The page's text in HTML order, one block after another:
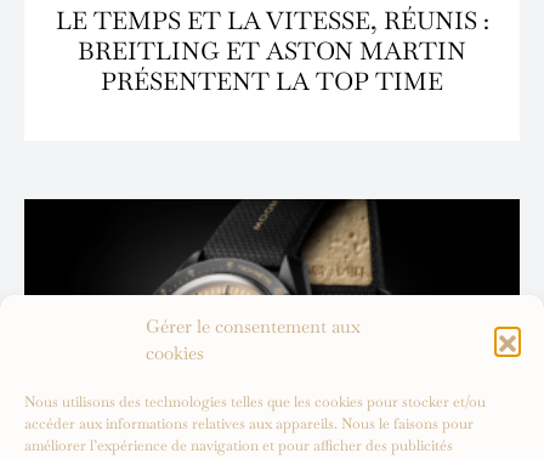
Gérer le consentement aux
cookies
Nous utilisons des technologies telles que les cookies pour stocker et/ou
accéder aux informations relatives aux appareils. Nous le faisons pour
améliorer l’expérience de navigation et pour afficher des publicités
LE TEMPS ET LA VITESSE, RÉUNIS :
BREITLING ET ASTON MARTIN
PRÉSENTENT LA TOP TIME